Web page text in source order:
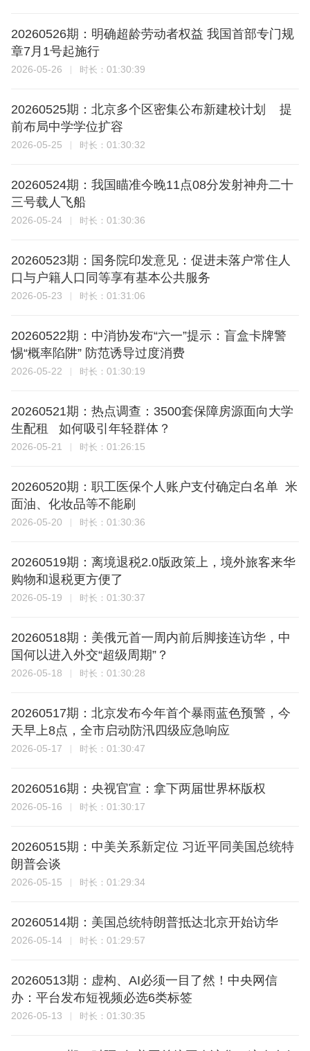
20260526期：明确超龄劳动者权益 我国首部专门规
章7月1号起施行
2026-05-26 时长： 01:30:39
20260525期：北京多个区密集公布新建校计划 提
前布局中学学位扩容
2026-05-25 时长： 01:30:32
20260524期：我国瞄准今晚11点08分发射神舟二十
三号载人飞船
2026-05-24 时长： 01:30:36
20260523期：国务院印发意见：促进未落户常住人
口与户籍人口同等享有基本公共服务
2026-05-23 时长： 01:31:06
20260522期：中消协发布“六一”提示：盲盒卡牌警
惕“概率陷阱” 防范诱导过度消费
2026-05-22 时长： 01:30:19
20260521期：热点调查：3500套保障房源面向大学
生配租 如何吸引年轻群体？
2026-05-21 时长： 01:26:15
20260520期：职工医保个人账户支付确定白名单 米
面油、化妆品等不能刷
2026-05-20 时长： 01:30:36
20260519期：离境退税2.0版政策上，境外旅客来华
购物和退税更方便了
2026-05-19 时长： 01:30:37
20260518期：美俄元首一周内前后脚接连访华，中
国何以进入外交“超级周期”？
2026-05-18 时长： 01:30:28
20260517期：北京发布今年首个暴雨蓝色预警，今
天早上8点，全市启动防汛四级应急响应
2026-05-17 时长： 01:30:47
20260516期：央视官宣：拿下两届世界杯版权
2026-05-16 时长： 01:30:17
20260515期：中美关系新定位 习近平同美国总统特
朗普会谈
2026-05-15 时长： 01:29:34
20260514期：美国总统特朗普抵达北京开始访华
2026-05-14 时长： 01:29:57
20260513期：虚构、AI必须一目了然！中央网信
办：平台发布短视频必选6类标签
2026-05-13 时长： 01:30:35